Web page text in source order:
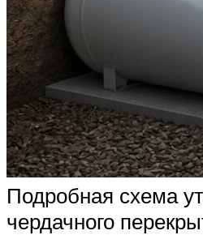
Подробная схема
чердачного